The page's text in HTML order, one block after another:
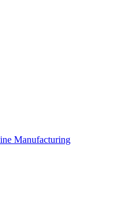
Manufacturing